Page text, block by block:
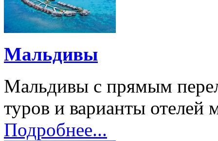
Мальдивы
Мальдивы с прямым
туров и варианты отелей
Подробнее...